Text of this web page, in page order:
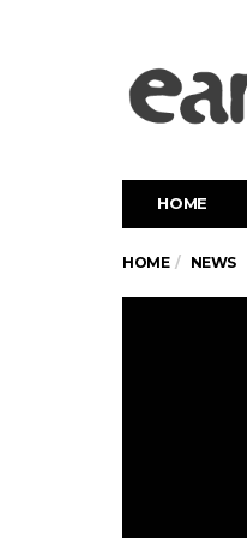
HOME
HOME NEWS